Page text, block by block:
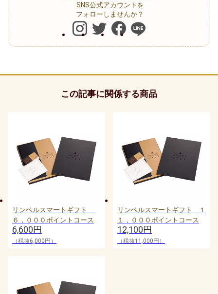
SNS公式アカウントを
フォローしませんか？
この記事に関係する商品
リンベルスマートギフト
６，０００ポイントコース
6,600円
（税抜6,000円）
リンベルスマートギフト １
１，０００ポイントコース
12,100円
（税抜11,000円）